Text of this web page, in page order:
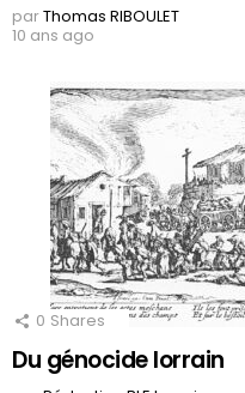
parThomas RIBOULET
10 ans ago
0 Shares
Du génocide lorrain